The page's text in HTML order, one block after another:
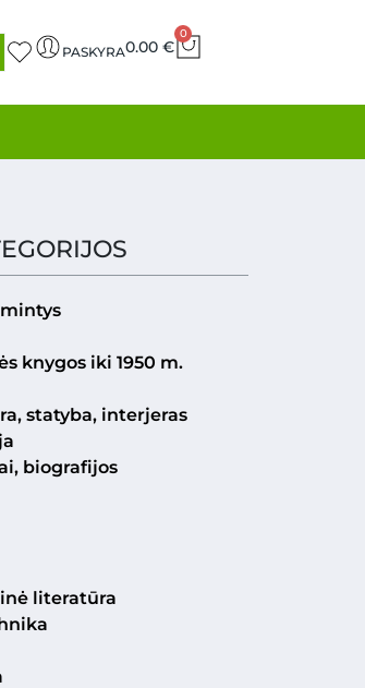
PASKYRA0.00 €
0
knygos iki 1950 m.
statyba, interjeras
biografijos
literatūra